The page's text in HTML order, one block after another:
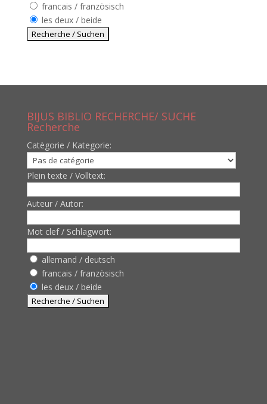
francais / französisch
les deux / beide
BIJUS BIBLIO RECHERCHE/ SUCHE
Recherche
Catègorie / Kategorie:
Plein texte / Volltext:
Auteur / Autor:
Mot clef / Schlagwort:
allemand / deutsch
francais / französisch
les deux / beide